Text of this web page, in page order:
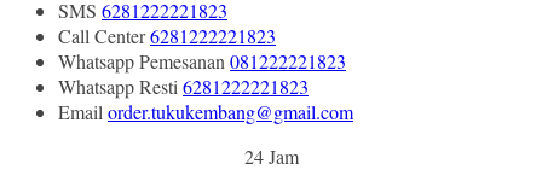
SMS 6281222221823
Call Center6281222221823
WhatsappPemesanan 081222221823
WhatsappResti 6281222221823
Email order.tukukembang@gmail.com
24 Jam